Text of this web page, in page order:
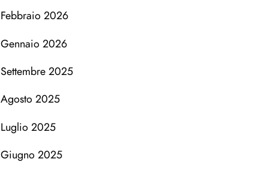
Febbraio 2026
Gennaio 2026
Settembre 2025
Agosto 2025
Luglio 2025
Giugno 2025